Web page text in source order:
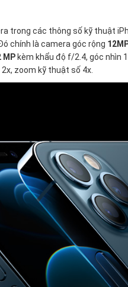
trong các thông số kỹ thuật
chính là camera góc rộng
MP kèm khẩu độ f/2.4, góc nhìn
zoom kỹ thuật số 4x.